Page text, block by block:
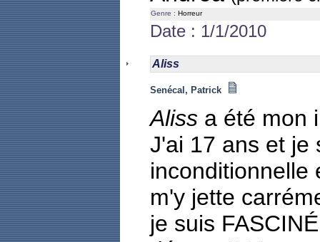
Genre : Horreur
Date : 1/1/2010
Aliss
Senécal, Patrick
Aliss a été mon
J'ai 17 ans et je
inconditionnelle
m'y jette
je suis